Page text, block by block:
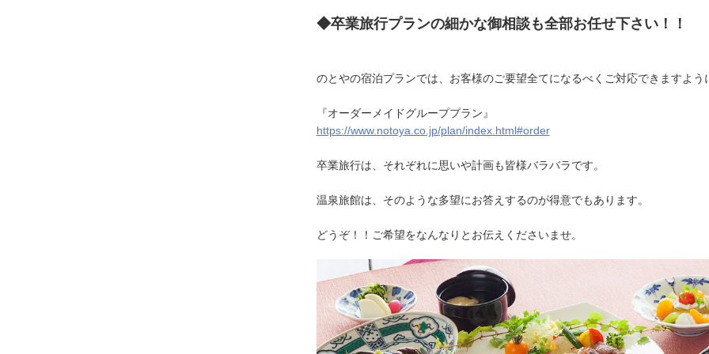
◆卒業旅行プランの細かな御相談も全部お任せ下さい！！
のとやの宿泊プランでは、お客様のご要望全てになるべくご対応できますよう
『オーダーメイドグループプラン』
https://www.notoya.co.jp/plan/index.html#order
卒業旅行は、それぞれに思いや計画も皆様バラバラです。
温泉旅館は、そのような多望にお答えするのが得意でもあります。
どうぞ！！ご希望をなんなりとお伝えくださいませ。